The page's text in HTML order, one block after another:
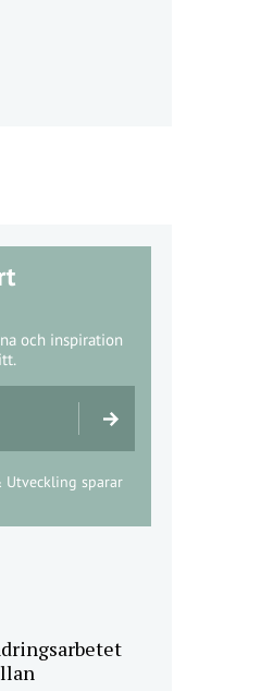
och inspiration
sparar